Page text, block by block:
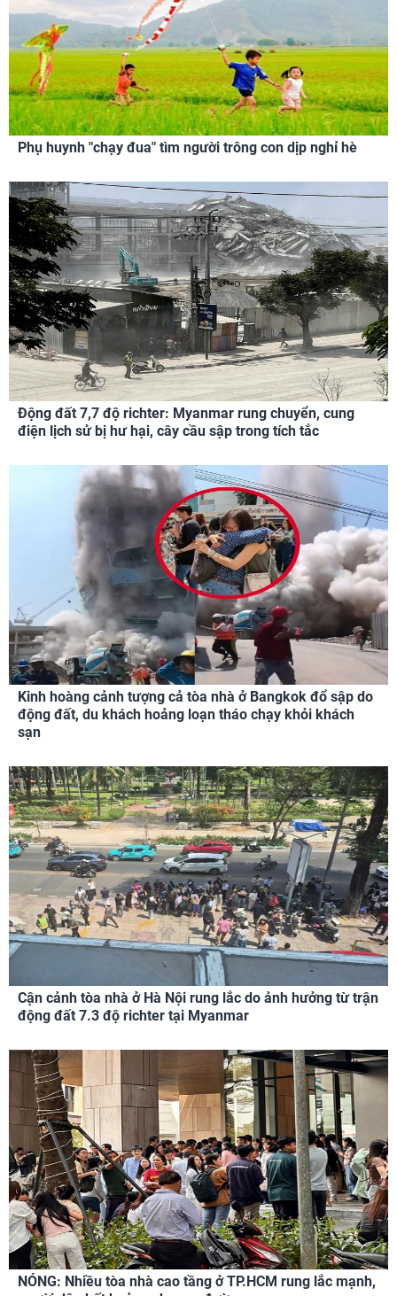
Phụ huynh "chạy đua" tìm người trông con dịp nghỉ hè
Động đất 7,7 độ richter: Myanmar rung chuyển, cung
điện lịch sử bị hư hại, cây cầu sập trong tích tắc
Kinh hoàng cảnh tượng cả tòa nhà ở Bangkok đổ sập do
động đất, du khách hoảng loạn tháo chạy khỏi khách
sạn
Cận cảnh tòa nhà ở Hà Nội rung lắc do ảnh hưởng từ trận
động đất 7.3 độ richter tại Myanmar
NÓNG: Nhiều tòa nhà cao tầng ở TP.HCM rung lắc mạnh,